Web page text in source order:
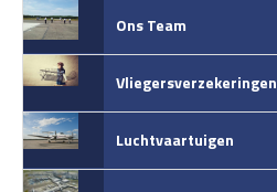
Ons Team
Vliegersverzekeringen
Luchtvaartuigen